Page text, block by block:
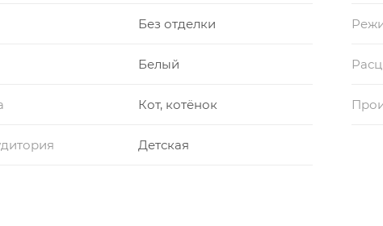
Без отделки
Белый
Кот, котёнок
Детская